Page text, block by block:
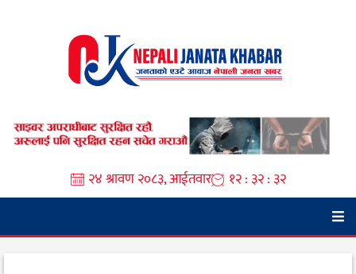
२४ श्रावण २०८३, आईतवार १२ : ३२ : ३२